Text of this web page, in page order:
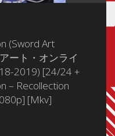
(Sword Art
ート・オンライ
2019) [24/24 +
– Recollection
[Mkv]